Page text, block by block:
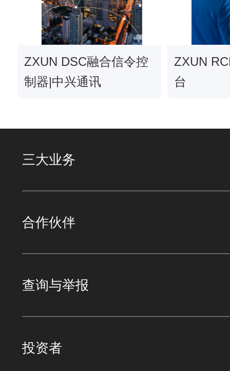
1. 全融合，平滑演进：2G/3G/4G/5G/IMS数据全融合；统一系统
新业务功能。
2. 大容量，高稳定：单套设备容量亿级用户，稳定性
制保障。
3. 强安全，全方位数据保护：多维度安全防护机制，
求，保护多种数据不被泄露。
ZXUN DSC融合信令控
制器|中兴通讯
ZXUN
台
三大业务
合作伙伴
查询与举报
投资者